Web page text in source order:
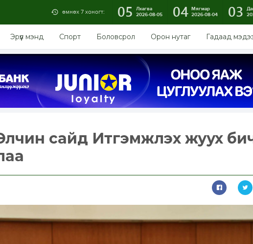
өмнөх 7 хоногт: 05
Лхагва
2026-08-05
04 Мягмар
2026-08-04
03
Эрүүл мэнд Спорт Боловсрол Орон нутаг Гадаад
сайд Итгэмжлэх жуух